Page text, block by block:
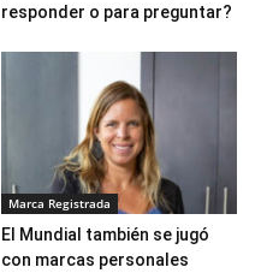
responder o para preguntar?
Marca Registrada
El Mundial también se jugó
con marcas personales